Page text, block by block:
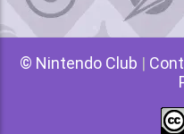
© Nintendo Club |